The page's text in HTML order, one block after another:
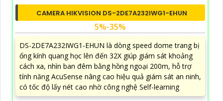
CAMERA HIKVISION DS-2DE7A232IWG1-EHUN
5%-35%
DS-2DE7A232IWG1-EHUN là dòng speed dome trang bị
ống kính quang học lên đến 32X giúp giám sát khoảng
cách xa, nhìn ban đêm bằng hồng ngoại 200m, hỗ trợ
tính năng AcuSense nâng cao hiệu quả giám sát an ninh,
có tốc độ lấy nét cao nhờ công nghệ Self-learning